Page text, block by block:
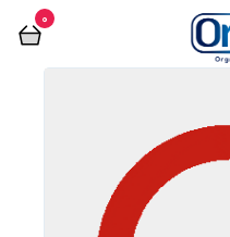
0
فروشگاه آنلاین اُرگت